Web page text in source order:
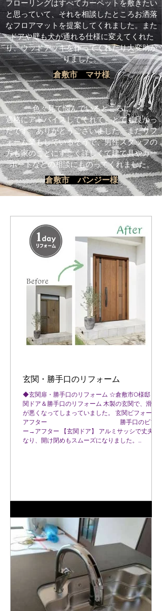
フローリングはすべてカーペットを敷きたい
と思っていて、それを相談したところお洒落
なフロアマットを提案してくれました。また
ドアや壁も犬が通れる仕様に変えてくれた
り、ウッドデッキを作ってくれたり大変助か
りました。
倉敷市 マサ様
色々見て悩んでいるところに
​適格にアドバイスしてくれて、とても良かっ
たです。ありがとうございました。またリフ
ォーム業もしているそうで、男性スタッフの
方も家のことにすごく詳しくて建て具やカー
ポートなどの相談にものってくれました。
倉敷市 パンジー様
玄関・勝手口のリフォーム
◆玄関扉・勝手口のリフォーム ☆倉敷市O様邸 玄
関ドア＆勝手口のリフォーム 木製の玄関で、滑り
が悪くなってしまっていました。 玄関ビフォー→
アフター 勝手口のビフォ
ー→アフター 【玄関ドア】 アルミサッシで丈夫に
なり、開け閉めもスムーズになりました。...